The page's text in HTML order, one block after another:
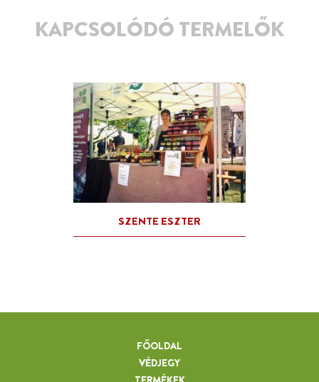
KAPCSOLÓDÓ TERMELŐK
FŐOLDAL
VÉDJEGY